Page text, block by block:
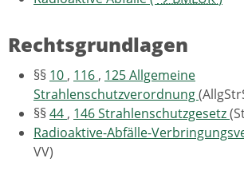
Rechtsgrundlagen
§§ 10 , 116 , 125Allgemeine
Strahlenschutzverordnung
§§44 , 146Strahlenschutzgesetz
Radioaktive-Abfälle-
VV)